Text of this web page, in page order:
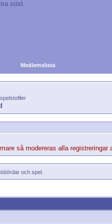
Medlemslista
så modereras alla
och spel.